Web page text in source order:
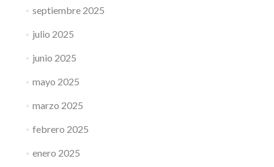
septiembre 2025
julio 2025
junio 2025
mayo 2025
marzo 2025
febrero 2025
enero 2025